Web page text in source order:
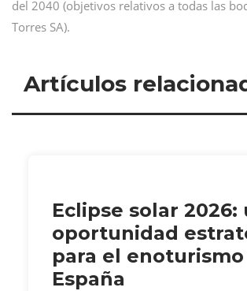
del 2040 (objetivos relativos a todas las
Torres SA).
Artículos
Eclipse solar 2026:
oportunidad
para el enoturismo
España